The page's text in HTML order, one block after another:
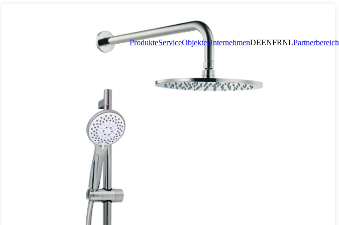
ProdukteServiceObjekteUnternehmenDEENFRNLPartnerbereich